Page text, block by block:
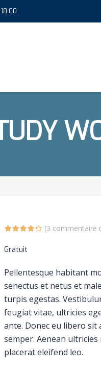
(3 commentaire
Gratuit
Pellentesque habitant
senectus et netus et
turpis egestas.
feugiat vitae, ultricies
ante. Donec eu libero sit
semper. Aenean
placerat eleifend leo.